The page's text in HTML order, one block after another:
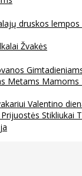
druskos lempos
Žvakės
Metams Mamoms
Valentino
Prijuostės Stikliukai